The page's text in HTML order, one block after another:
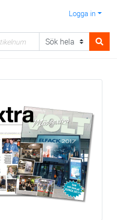
Logga in